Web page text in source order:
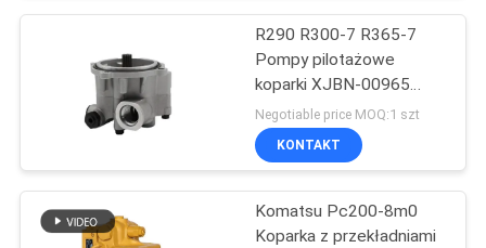
SITEMAP
POLITYKA
Części pompy
hydraulicznej
R290 R300-7 R365-7
Pompy pilotażowe
koparki XJBN-00965
XJBN-00935
Negotiable price MOQ:1 szt
KONTAKT
Komatsu Pc200-8m0
Koparka z przekładniami